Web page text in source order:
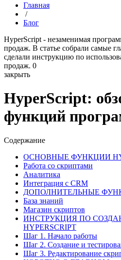
Главная
/
Блог
HyperScript - незаменимая
продаж. В статье собрали самые
сделали инструкцию по
продаж. 0
закрыть
HyperScript:
функций
Содержание
ОСНОВНЫЕ ФУНКЦИИ
Работа со скриптами
Аналитика
Интеграция с CRM
ДОПОЛНИТЕЛЬНЫЕ
База знаний
Магазин скриптов
ИНСТРУКЦИЯ ПО
HYPERSCRIPT
Шаг 1. Начало работы
Шаг 2. Создание и
Шаг 3. Редактирование